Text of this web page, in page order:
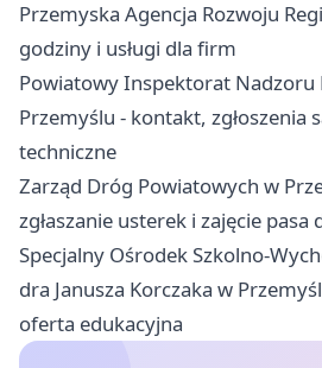
Przemyska Agencja Rozwoju
godziny i usługi dla firm
Powiatowy Inspektorat Nadzoru
Przemyślu - kontakt, zgłoszenia
techniczne
Zarząd Dróg Powiatowych w
zgłaszanie usterek i zajęcie
Specjalny Ośrodek Szkolno-
dra Janusza Korczaka w
oferta edukacyjna